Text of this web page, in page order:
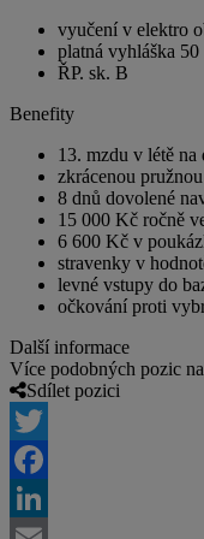
vyučení v elektro
platná vyhláška 50
ŘP. sk. B
Benefity
13. mzdu v létě
zkrácenou
8 dnů dovolené
15 000 Kč ročně
6 600 Kč v
stravenky v
levné vstupy do
očkování proti
Další informace
Více podobných pozic
Sdílet pozici
Twitter
Facebook